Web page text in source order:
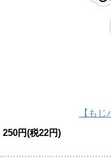
【も
250円(税22円)